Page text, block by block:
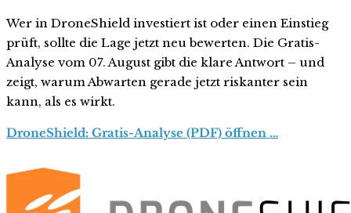
Wer in DroneShield investiert ist oder einen Einstieg
prüft, sollte die Lage jetzt neu bewerten. Die Gratis-
Analyse vom 07. August gibt die klare Antwort – und
zeigt, warum Abwarten gerade jetzt riskanter sein
kann, als es wirkt.
DroneShield: Gratis-Analyse (PDF) öffnen …